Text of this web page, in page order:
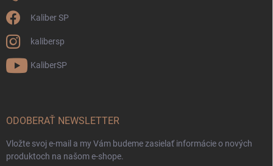
Kaliber SP
kalibersp
KaliberSP
ODOBERAŤ NEWSLETTER
Vložte svoj e-mail a my Vám budeme zasielať informácie o nových
produktoch na našom e-shope.